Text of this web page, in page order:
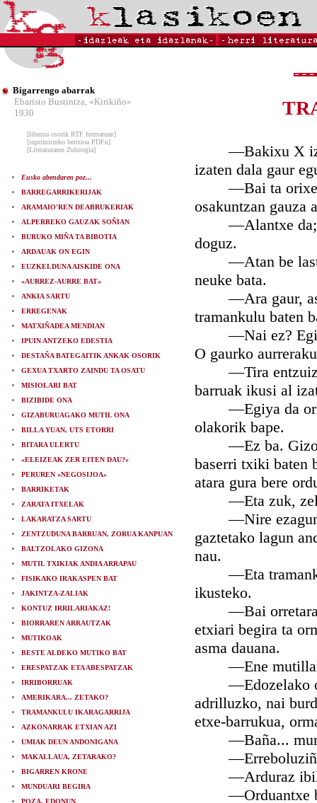
Bigarrengo abarrak
Ebaristo Bustintza, «Kirikiño»
1930
[liburua osorik RTF formatuan]
[inprimitzeko bertsioa PDFn]
[Literaturaren Zubitegia]
Eusko abendaren poz...
BARREGARRIKERIJAK
ARAMAIO'REN DEABRUKERIAK
ALPERREKO GAUZAK SOÑIAN
BURUKO MIÑA TA BIBOTIA
ARDAUAK ON EGIN
EUZKELDUNA AISKIDE ONA
«AURREZ-AURRE BAT»
ANKIA SARTU
ERREGENAK
MATXIÑADEA MENDIAN
IPUIN ANTZEKO EDESTIA
DESTAÑA BATEGAITIK ANKAK OSORIK
GEXUA TXARTO ZAINDU TA OSATU
MISIOLARI BAT
BIZIBIDE ONA
GIZABURUAGAKO MUTIL ONA
BILLA YUAN, UTS ETORRI
BITARA ULERTU
«ELEIZEAK ZER EITEN DAU?»
PERUREN «NEGOSIJOA»
BARRIKETAK
ZARATA ITXELAK
LAKARATZA SARTU
ZENTZUDUNA BARRUAN, ZORUA KANPUAN
BALTZOLAKO GIZONA
MUTIL TXIKIAK ANDIA ARRAPAU
FISIKAKO IRAKASPEN BAT
JAKINTZA-ZALIAK
KONTUZ IRRILARIAKAZ!
BIORRAREN ARRAUTZAK
MUTIKOAK
BESTE ALDEKO MUTIKO BAT
ERESPATZAK ETA ABESPATZAK
IRRIBORRUAK
AMERIKARA... ZETAKO?
TRAMANKULU IKARAGARRIJA
AZKONARRAK ETXIAN AZI
UMIAK DEUN ANDONIGANA
MAKALLAUA, ZETARAKO?
BIGARREN KRONE
MUNDUARI BEGIRA
POZA, EDONUN
—Bakixu X
izaten dala gaur
—Bai ta orixe da
osakuntzan gauza
—Alantxe da; ta
doguz.
—Atan be laster;
neuke bata.
—Ara gaur, asti
tramankulu baten
—Nai ez? Egin-
O gaurko
—Tira entzuizu
barruak ikusi al
—Egiya da ori
olakorik bape.
—Ez ba. Gizon
baserri txiki baten
atara gura bere
—Eta zuk, zelan
—Nire ezagun
gaztetako lagun
nau.
—Eta
ikusteko.
—Bai
etxiari begira ta
asma dauana.
—Ene
—Edozelako
adrilluzko, nai
etxe-barrukua,
—Baña...
—Erreboluziño
—Arduraz ibilli
—Orduantxe